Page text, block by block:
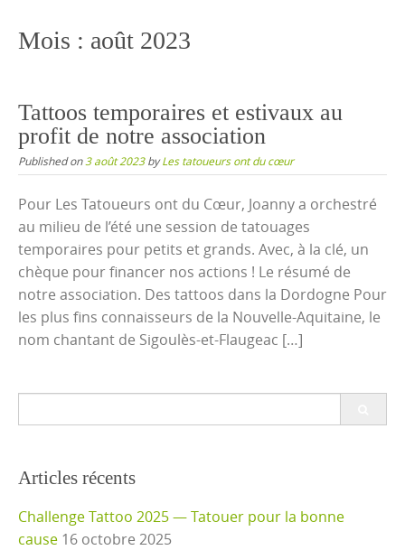
Mois : août 2023
Tattoos temporaires et estivaux au
profit de notre association
Published on 3 août 2023byLes tatoueurs ont du cœur
Pour Les Tatoueurs ont du Cœur, Joanny a orchestré
au milieu de l’été une session de tatouages
temporaires pour petits et grands. Avec, à la clé, un
chèque pour financer nos actions ! Le résumé de
notre association. Des tattoos dans la Dordogne Pour
les plus fins connaisseurs de la Nouvelle-Aquitaine, le
nom chantant de Sigoulès-et-Flaugeac […]
Articles récents
Challenge Tattoo 2025 — Tatouer pour la bonne
cause 16 octobre 2025